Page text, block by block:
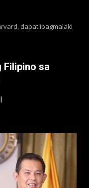
dapat ipagmalaki
Filipino sa